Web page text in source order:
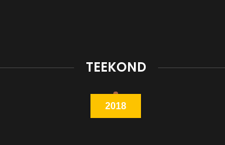
TEEKOND
2018